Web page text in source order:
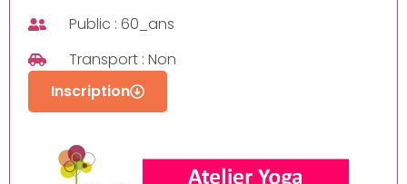
Public : 60_ans
Transport : Non
Inscription